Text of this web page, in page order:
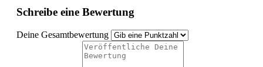
Schreibe eine Bewertung
Deine Gesamtbewertung